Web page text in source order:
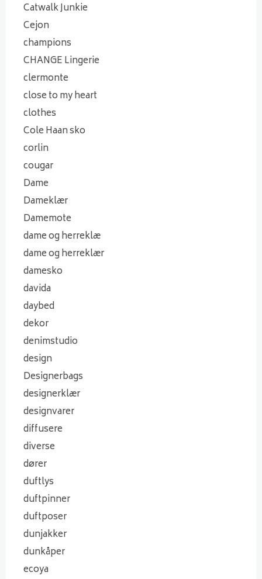
Catwalk Junkie
Cejon
champions
CHANGE Lingerie
clermonte
close to my heart
clothes
Cole Haan sko
corlin
cougar
Dame
Dameklær
Damemote
dame og herreklæ
dame og herreklær
damesko
davida
daybed
dekor
denimstudio
design
Designerbags
designerklær
designvarer
diffusere
diverse
dører
duftlys
duftpinner
duftposer
dunjakker
dunkåper
ecoya